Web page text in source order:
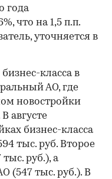
года
что на 1,5 п.п.
уточняется в
класса в
АО, где
новостройки
августе
бизнес-класса
тыс. руб. Второе
руб.), а
(547 тыс. руб.). В